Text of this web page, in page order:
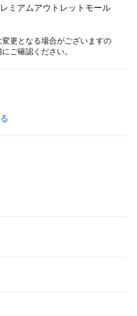
ミアムアウトレットモール
更となる場合がございますの
ご確認ください。